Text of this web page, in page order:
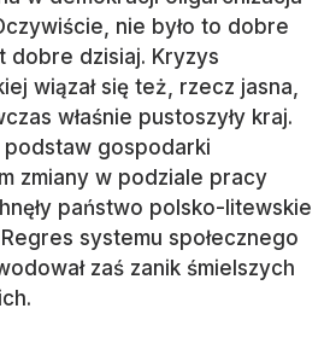
nie było to dobre
dobre dzisiaj. Kryzys
wiązał się też, rzecz jasna,
właśnie pustoszyły kraj.
podstaw gospodarki
zmiany w podziale pracy
państwo polsko-litewskie
systemu społecznego
zaś zanik śmielszych